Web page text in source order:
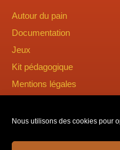
Nous utilisons des cookies pour
Autour du pain
Documentation
Jeux
Kit pédagogique
Mentions légales